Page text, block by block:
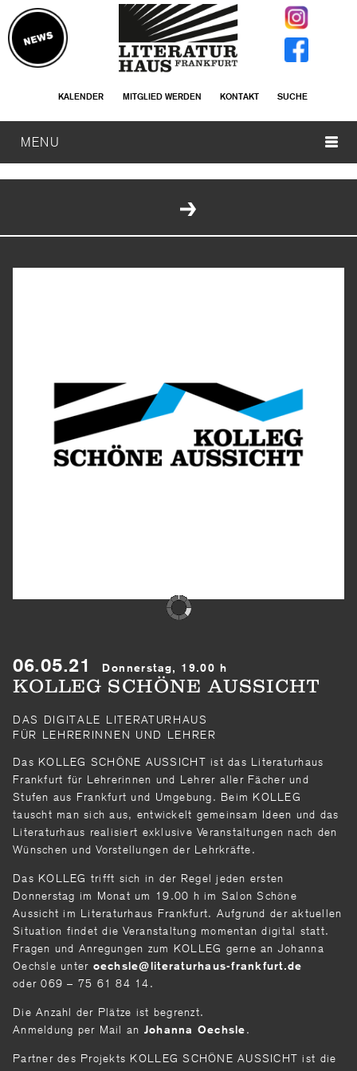
KALENDER MITGLIED WERDEN KONTAKT SUCHE
MENU
06.05.21 Donnerstag, 19.00 h
KOLLEG SCHÖNE AUSSICHT
DAS DIGITALE LITERATURHAUS
FÜR LEHRERINNEN UND LEHRER
Das KOLLEG SCHÖNE AUSSICHT ist das Literaturhaus
Frankfurt für Lehrerinnen und Lehrer aller Fächer und
Stufen aus Frankfurt und Umgebung. Beim KOLLEG
tauscht man sich aus, entwickelt gemeinsam Ideen und das
Literaturhaus realisiert exklusive Veranstaltungen nach den
Wünschen und Vorstellungen der Lehrkräfte.
Das KOLLEG trifft sich in der Regel jeden ersten
Donnerstag im Monat um 19.00 h im Salon Schöne
Aussicht im Literaturhaus Frankfurt. Aufgrund der aktuellen
Situation findet die Veranstaltung momentan digital statt.
Fragen und Anregungen zum KOLLEG gerne an Johanna
Oechsle unter oechsle literaturhaus-frankfurt de
oder 069 – 75 61 84 14.
Die Anzahl der Plätze ist begrenzt.
Anmeldung per Mail an Johanna Oechsle.
Partner des Projekts KOLLEG SCHÖNE AUSSICHT ist die